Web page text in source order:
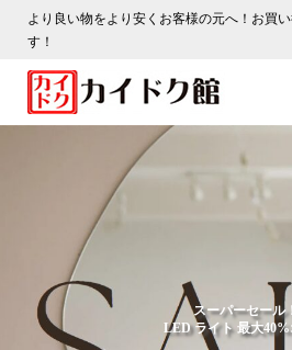
より良い物をより安くお客様の元へ！お買
す！
スーパーセール
LED ライト 最大40%